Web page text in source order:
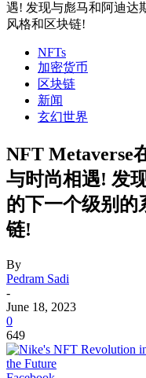
遇! 发现与彪马和阿迪达
风格和区块链!
NFTs
加密货币
区块链
新闻
玄幻世界
NFT Metaverse
与时尚相遇! 发
的下一个级别的
链!
By
Pedram Sadi
-
June 18, 2023
0
649